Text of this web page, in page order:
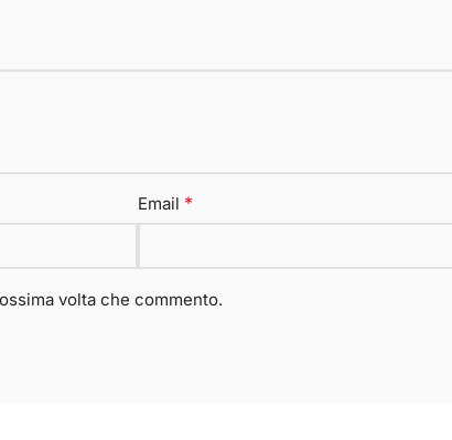
Email *
volta che commento.